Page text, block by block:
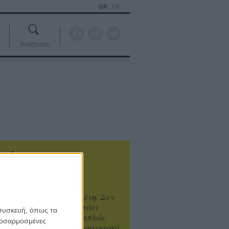
όπως τα
GR EN
Αναζήτηση
είναι υπερτιμημένη. Δεν
καλύτερο, δεν σε πάει
η επιτυχία. Είναι απλώς